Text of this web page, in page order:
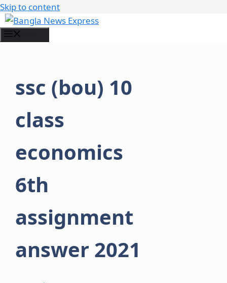
Skip to content
ssc (bou) 10
class
economics
6th
assignment
answer 2021